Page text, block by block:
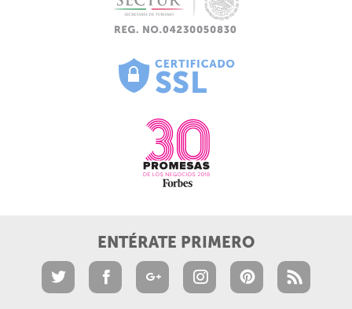
ENTÉRATE PRIMERO